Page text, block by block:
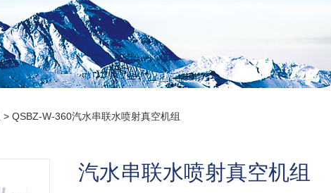
> QSBZ-W-360汽水串联水喷射真空机组
汽水串联水喷射真空机组